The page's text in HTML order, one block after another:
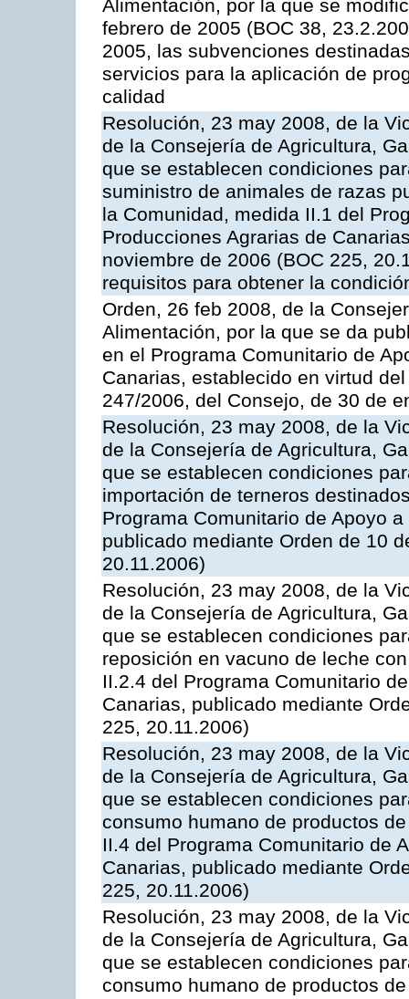
Alimentación, por la que se
febrero de 2005 (BOC 38,
2005, las subvenciones
servicios para la aplicación de
calidad
Resolución, 23 may 2008, de la
de la Consejería de Agricultura,
que se establecen condiciones
suministro de animales de razas
la Comunidad, medida II.1 del
Producciones Agrarias de
noviembre de 2006 (BOC 225,
requisitos para obtener la
Orden, 26 feb 2008, de la
Alimentación, por la que se da
en el Programa Comunitario de
Canarias, establecido en virtud
247/2006, del Consejo, de 30 de
Resolución, 23 may 2008, de la
de la Consejería de Agricultura,
que se establecen condiciones
importación de terneros
Programa Comunitario de Apoyo
publicado mediante Orden de 10
20.11.2006)
Resolución, 23 may 2008, de la
de la Consejería de Agricultura,
que se establecen condiciones
reposición en vacuno de leche
II.2.4 del Programa Comunitario
Canarias, publicado mediante
225, 20.11.2006)
Resolución, 23 may 2008, de la
de la Consejería de Agricultura,
que se establecen condiciones
consumo humano de productos
II.4 del Programa Comunitario de
Canarias, publicado mediante
225, 20.11.2006)
Resolución, 23 may 2008, de la
de la Consejería de Agricultura,
que se establecen condiciones
consumo humano de productos